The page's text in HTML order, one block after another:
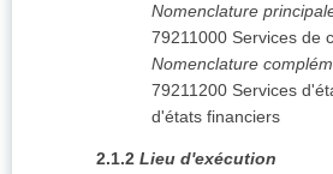
Nomenclature
79211000 Services de
Nomenclature
79211200 Services
d'états financiers
2.1.2 Lieu d'exécution